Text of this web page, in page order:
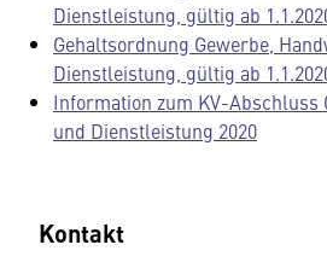
Dienstleistung, gültig ab
Gehaltsordnung Gewerbe,
Dienstleistung, gültig ab
Information zum KV-Abschluss
und Dienstleistung 2020
Kontakt